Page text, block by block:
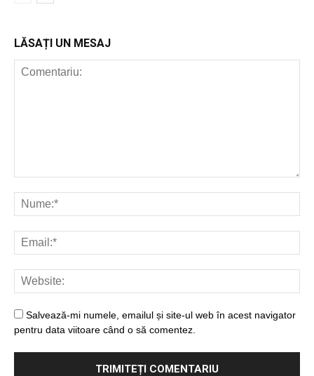
LĂSAȚI UN MESAJ
Salvează-mi numele, emailul și site-ul web în acest navigator
pentru data viitoare când o să comentez.